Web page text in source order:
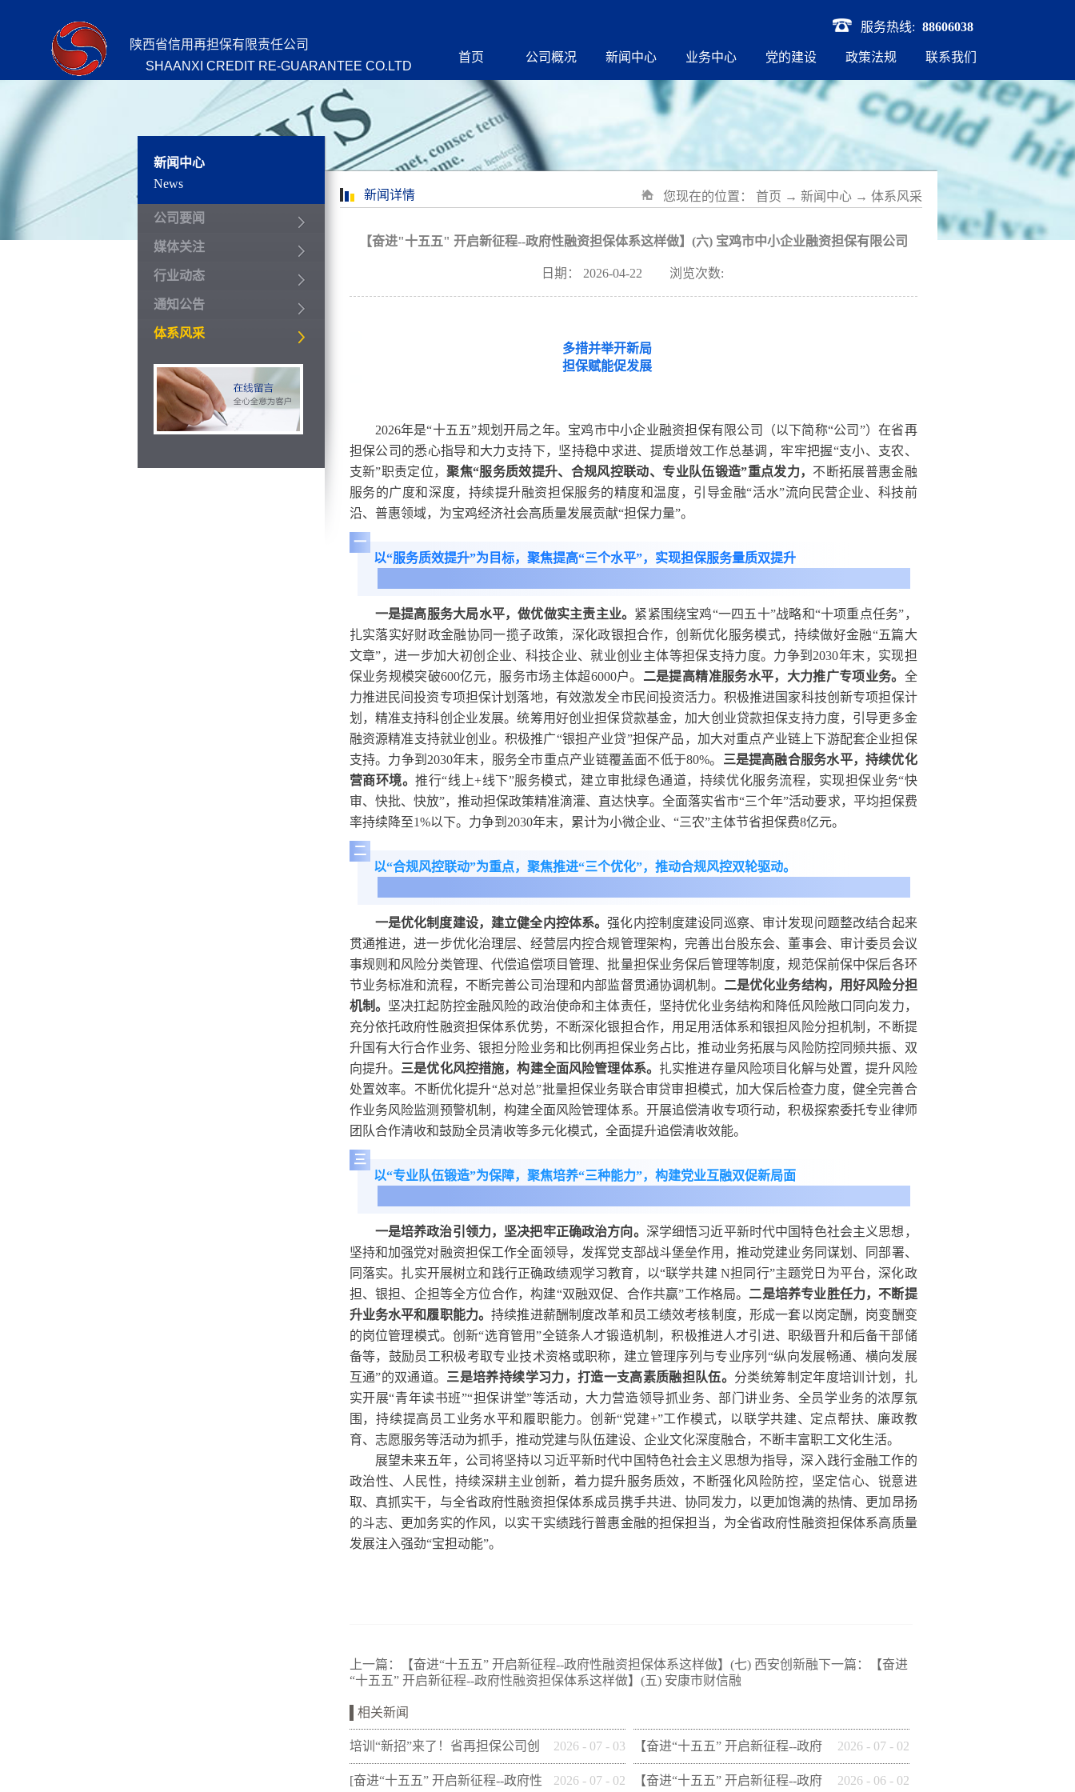
陕西省信用再担保有限责任公司
SHAANXI CREDIT RE-GUARANTEE CO.LTD
服务热线: 88606038
首页 公司概况 新闻中心 业务中心 党的建设 政策法规 联系我们
新闻中心
News
公司要闻
媒体关注
行业动态
通知公告
体系风采
新闻详情 您现在的位置： 首页 → 新闻中心 → 体系风采
【奋进"十五五" 开启新征程--政府性融资担保体系这样做】(六) 宝鸡市中小企业融资担保有限公司
日期： 2026-04-22 浏览次数:
多措并举开新局
担保赋能促发展
2026年是“十五五”规划开局之年。宝鸡市中小企业融资担保有限公司（以下简称“公司”）在省再
担保公司的悉心指导和大力支持下，坚持稳中求进、提质增效工作总基调，牢牢把握“支小、支农、
支新”职责定位，聚焦“服务质效提升、合规风控联动、专业队伍锻造”重点发力， 不断拓展普惠金融
服务的广度和深度，持续提升融资担保服务的精度和温度，引导金融“活水”流向民营企业、科技前
沿、普惠领域，为宝鸡经济社会高质量发展贡献“担保力量”。
一
以“服务质效提升”为目标，聚焦提高“三个水平”，实现担保服务量质双提升
一是提高服务大局水平，做优做实主责主业。 紧紧围绕宝鸡“一四五十”战略和“十项重点任务”，
扎实落实好财政金融协同一揽子政策，深化政银担合作，创新优化服务模式，持续做好金融“五篇大
文章”，进一步加大初创企业、科技企业、就业创业主体等担保支持力度。力争到2030年末，实现担
保业务规模突破600亿元，服务市场主体超6000户。 二是提高精准服务水平，大力推广专项业务。 全
力推进民间投资专项担保计划落地，有效激发全市民间投资活力。积极推进国家科技创新专项担保计
划，精准支持科创企业发展。统筹用好创业担保贷款基金，加大创业贷款担保支持力度，引导更多金
融资源精准支持就业创业。积极推广“银担产业贷”担保产品，加大对重点产业链上下游配套企业担保
支持。力争到2030年末，服务全市重点产业链覆盖面不低于80%。 三是提高融合服务水平，持续优化
营商环境。推行“线上+线下”服务模式，建立审批绿色通道，持续优化服务流程，实现担保业务“快
审、快批、快放”，推动担保政策精准滴灌、直达快享。全面落实省市“三个年”活动要求，平均担保费
率持续降至1%以下。力争到2030年末，累计为小微企业、“三农”主体节省担保费8亿元。
二
以“合规风控联动”为重点，聚焦推进“三个优化”，推动合规风控双轮驱动。
一是优化制度建设，建立健全内控体系。强化内控制度建设同巡察、审计发现问题整改结合起来
贯通推进，进一步优化治理层、经营层内控合规管理架构，完善出台股东会、董事会、审计委员会议
事规则和风险分类管理、代偿追偿项目管理、批量担保业务保后管理等制度，规范保前保中保后各环
节业务标准和流程，不断完善公司治理和内部监督贯通协调机制。 二是优化业务结构，用好风险分担
机制。 坚决扛起防控金融风险的政治使命和主体责任，坚持优化业务结构和降低风险敞口同向发力，
充分依托政府性融资担保体系优势，不断深化银担合作，用足用活体系和银担风险分担机制，不断提
升国有大行合作业务、银担分险业务和比例再担保业务占比，推动业务拓展与风险防控同频共振、双
向提升。 三是优化风控措施，构建全面风险管理体系。 扎实推进存量风险项目化解与处置，提升风险
处置效率。不断优化提升“总对总”批量担保业务联合审贷审担模式，加大保后检查力度，健全完善合
作业务风险监测预警机制，构建全面风险管理体系。开展追偿清收专项行动，积极探索委托专业律师
团队合作清收和鼓励全员清收等多元化模式，全面提升追偿清收效能。
三
以“专业队伍锻造”为保障，聚焦培养“三种能力”，构建党业互融双促新局面
一是培养政治引领力，坚决把牢正确政治方向。 深学细悟习近平新时代中国特色社会主义思想，
坚持和加强党对融资担保工作全面领导，发挥党支部战斗堡垒作用，推动党建业务同谋划、同部署、
同落实。扎实开展树立和践行正确政绩观学习教育，以“联学共建 N担同行”主题党日为平台，深化政
担、银担、企担等全方位合作，构建“双融双促、合作共赢”工作格局。 二是培养专业胜任力，不断提
升业务水平和履职能力。持续推进薪酬制度改革和员工绩效考核制度，形成一套以岗定酬，岗变酬变
的岗位管理模式。创新“选育管用”全链条人才锻造机制，积极推进人才引进、职级晋升和后备干部储
备等，鼓励员工积极考取专业技术资格或职称，建立管理序列与专业序列“纵向发展畅通、横向发展
互通”的双通道。 三是培养持续学习力，打造一支高素质融担队伍。 分类统筹制定年度培训计划，扎
实开展“青年读书班”“担保讲堂”等活动，大力营造领导抓业务、部门讲业务、全员学业务的浓厚氛
围，持续提高员工业务水平和履职能力。创新“党建+”工作模式，以联学共建、定点帮扶、廉政教
育、志愿服务等活动为抓手，推动党建与队伍建设、企业文化深度融合，不断丰富职工文化生活。
展望未来五年，公司将坚持以习近平新时代中国特色社会主义思想为指导，深入践行金融工作的
政治性、人民性，持续深耕主业创新，着力提升服务质效，不断强化风险防控，坚定信心、锐意进
取、真抓实干，与全省政府性融资担保体系成员携手共进、协同发力，以更加饱满的热情、更加昂扬
的斗志、更加务实的作风，以实干实绩践行普惠金融的担保担当，为全省政府性融资担保体系高质量
发展注入强劲“宝担动能”。
上一篇： 【奋进“十五五” 开启新征程--政府性融资担保体系这样做】(七) 西安创新融下一篇：
【奋进
“十五五” 开启新征程--政府性融资担保体系这样做】(五) 安康市财信融
相关新闻
培训“新招”来了！省再担保公司创
新"以审代训"， 让政策学习
2026 - 07 - 03 【奋进“十五五” 开启新征程--政府
性融资担保体系这样做】(十四)安康
2026 - 07 - 02
[奋进“十五五” 开启新征程--政府性 2026 - 07 - 02 【奋进“十五五” 开启新征程--政府 2026 - 06 - 02